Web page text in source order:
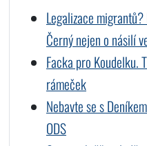
Legalizace
Černý nejen o násilí
Facka pro Koudelku.
rámeček
Nebavte se s
ODS